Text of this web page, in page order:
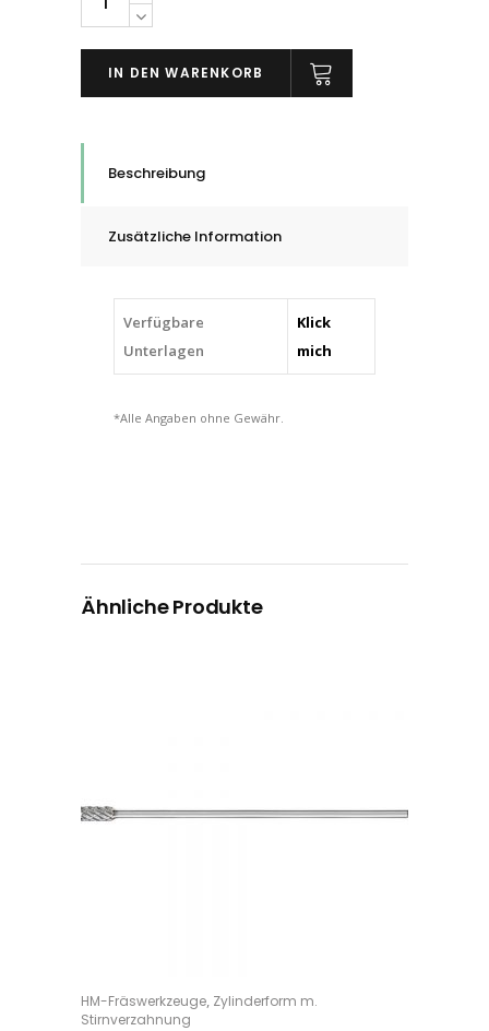
Frässtifte
Zylinderform
Feinbearbeitung,
IN DEN WARENKORB
Beschreibung
Zusätzliche Information
Verfügbare
Unterlagen
Klick
mich
*Alle Angaben ohne Gewähr.
Ähnliche Produkte
OPTIONS
HM-Fräswerkzeuge, Zylinderform m.
Stirnverzahnung